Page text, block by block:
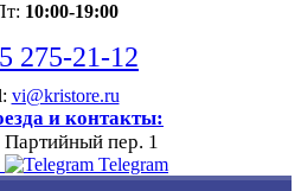
10:00-19:00
275-21-12
vi@kristore.ru
и контакты:
Партийный пер. 1
Telegram